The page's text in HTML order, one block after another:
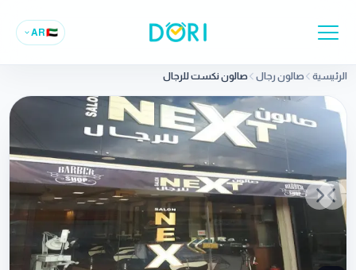
🇦🇪
AR
الرئيسية صالون رجال صالون نكست للرجال
Previous slide
Next slide